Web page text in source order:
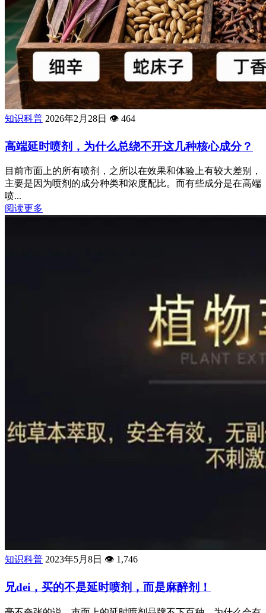
知识科普 2026年2月28日 👁️ 464
高端延时喷剂，为什么总绕不开这几种核心成分？
目前市面上的所有喷剂，之所以在效果和体验上有较大差别，
主要是因为喷剂的成分种类和浓度配比。而有些成分是在高端
喷...
阅读更多
知识科普 2023年5月8日 👁️ 1,746
兄dei，买的不是延时喷剂，而是麻醉剂！